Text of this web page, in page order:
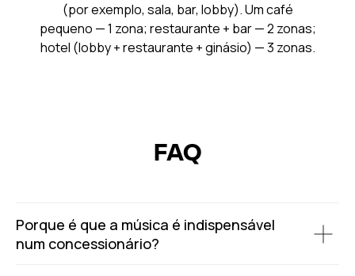
(por exemplo, sala, bar, lobby). Um café
pequeno — 1 zona; restaurante + bar — 2 zonas;
hotel (lobby + restaurante + ginásio) — 3 zonas.
FAQ
Porque é que a música é indispensável
num concessionário?